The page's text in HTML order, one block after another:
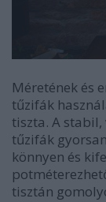
Méretének és
tűzifák
tiszta. A
tűzifák
könnyen és
tisztán